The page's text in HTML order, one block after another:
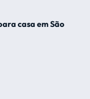
casa em São